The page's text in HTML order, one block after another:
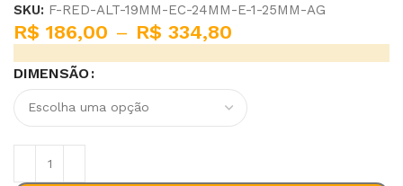
SKU: F-RED-ALT-19MM-EC-24MM-E-1-25MM-AG
R$ 186,00 – R$ 334,80
DIMENSÃO